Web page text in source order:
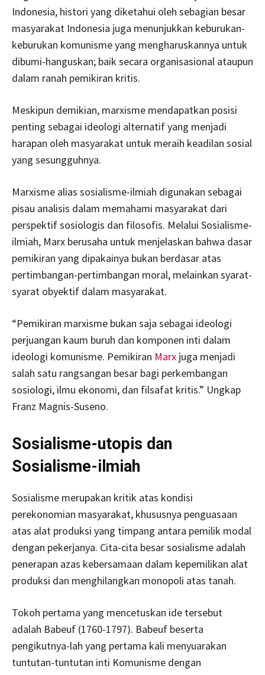
Indonesia, histori yang diketahui oleh sebagian besar
masyarakat Indonesia juga menunjukkan keburukan-
keburukan komunisme yang mengharuskannya untuk
dibumi-hanguskan; baik secara organisasional ataupun
dalam ranah pemikiran kritis.
Meskipun demikian, marxisme mendapatkan posisi
penting sebagai ideologi alternatif yang menjadi
harapan oleh masyarakat untuk meraih keadilan sosial
yang sesungguhnya.
Marxisme alias sosialisme-ilmiah digunakan sebagai
pisau analisis dalam memahami masyarakat dari
perspektif sosiologis dan filosofis. Melalui Sosialisme-
ilmiah, Marx berusaha untuk menjelaskan bahwa dasar
pemikiran yang dipakainya bukan berdasar atas
pertimbangan-pertimbangan moral, melainkan syarat-
syarat obyektif dalam masyarakat.
“Pemikiran marxisme bukan saja sebagai ideologi
perjuangan kaum buruh dan komponen inti dalam
ideologi komunisme. Pemikiran Marx juga menjadi
salah satu rangsangan besar bagi perkembangan
sosiologi, ilmu ekonomi, dan filsafat kritis.” Ungkap
Franz Magnis-Suseno.
Sosialisme-utopis dan
Sosialisme-ilmiah
Sosialisme merupakan kritik atas kondisi
perekonomian masyarakat, khususnya penguasaan
atas alat produksi yang timpang antara pemilik modal
dengan pekerjanya. Cita-cita besar sosialisme adalah
penerapan azas kebersamaan dalam kepemilikan alat
produksi dan menghilangkan monopoli atas tanah.
Tokoh pertama yang mencetuskan ide tersebut
adalah Babeuf (1760-1797). Babeuf beserta
pengikutnya-lah yang pertama kali menyuarakan
tuntutan-tuntutan inti Komunisme dengan